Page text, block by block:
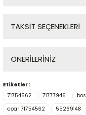
TAKSİT SEÇENEKLERİ
ÖNERİLERİNİZ
Bu ürünün fiyat bilgisi,
konularda yetersiz
kullanarak tarafımıza
Etiketler :
71754562
71777946
opar 71754562
55269148